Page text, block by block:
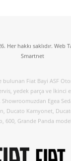
Her hakkı saklıdır. Web
Smartnet
Fiat Bayi ASF
yedek parça ve İkinci
Egea
Ducato Kamyonet,
600, Grande Panda